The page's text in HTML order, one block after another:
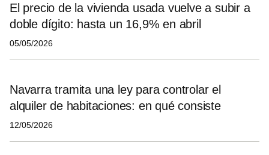
El precio de la vivienda usada vuelve a subir a
doble dígito: hasta un 16,9% en abril
05/05/2026
Navarra tramita una ley para controlar el
alquiler de habitaciones: en qué consiste
12/05/2026